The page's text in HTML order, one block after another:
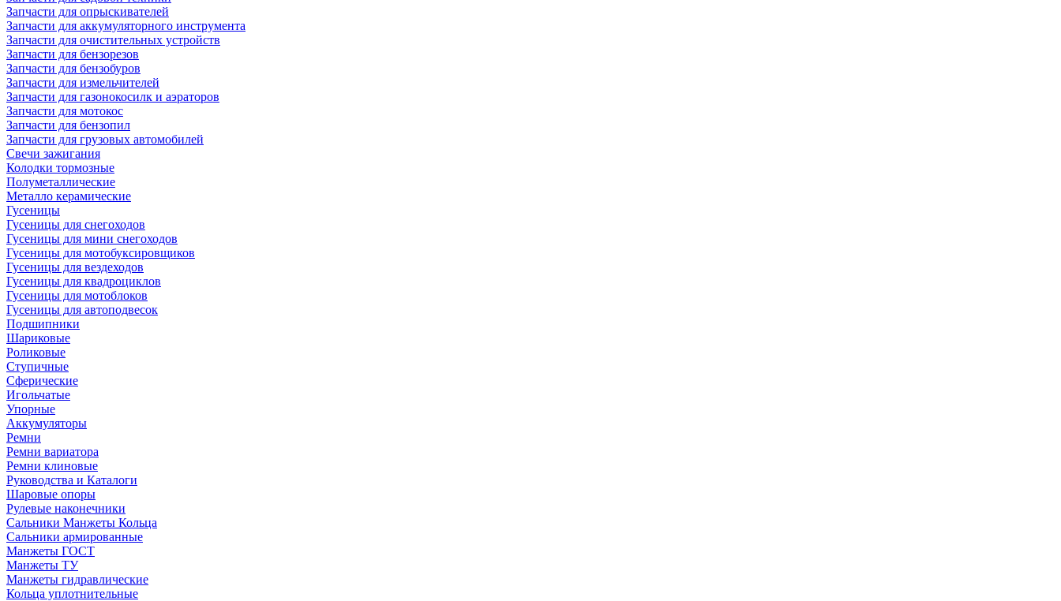
Запчасти для опрыскивателей
Запчасти для аккумуляторного инструмента
Запчасти для очистительных устройств
Запчасти для бензорезов
Запчасти для бензобуров
Запчасти для измельчителей
Запчасти для газонокосилк и аэраторов
Запчасти для мотокос
Запчасти для бензопил
Запчасти для грузовых автомобилей
Свечи зажигания
Колодки тормозные
Полуметаллические
Металло керамические
Гусеницы
Гусеницы для снегоходов
Гусеницы для мини снегоходов
Гусеницы для мотобуксировщиков
Гусеницы для вездеходов
Гусеницы для квадроциклов
Гусеницы для мотоблоков
Гусеницы для автоподвесок
Подшипники
Шариковые
Роликовые
Ступичные
Сферические
Игольчатые
Упорные
Аккумуляторы
Ремни
Ремни вариатора
Ремни клиновые
Руководства и Каталоги
Шаровые опоры
Рулевые наконечники
Сальники Манжеты Кольца
Сальники армированные
Манжеты ГОСТ
Манжеты ТУ
Манжеты гидравлические
Кольца уплотнительные